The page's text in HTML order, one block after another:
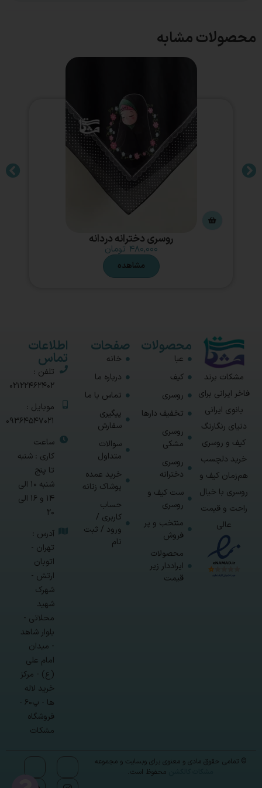
محصولات مشابه
روسری دخترانه دردانه
۴۸۰,۰۰۰ تومان
مشاهده
مشکات برند
فاخر ایرانی برای
بانوی ایرانی
دنیای رنگارنگ
کیف و روسری
خرید دلچسب
هم‌زمان کیف و
روسری با خیال
راحت و قیمت
عالی
محصولات
عبا
کیف
روسری
تخفیف دارها
روسری
مشکی
روسری
دخترانه
ست کیف و
روسری
منتخب و پر
فروش
محصولات
ایراددار زیر
قیمت
صفحات
خانه
درباره ما
تماس با ما
پیگیری
سفارش
سوالات
متداول
خرید عمده
پوشاک زنانه
حساب
کاربری /
ورود / ثبت
نام
اطلاعات
تماس
تلفن :
02122462402
موبایل :
09364547021
ساعت
کاری : شنبه
تا پنج
شنبه 10 الی
14 و 16 الی
20
آدرس :
تهران -
اتوبان
ارتش -
شهرک
شهید
محلاتی -
بلوار شاهد
- میدان
امام علی
(ع) - مرکز
خرید لاله
ها - پ۶۰ -
فروشگاه
مشکات
© تمامی حقوق مادی و معنوی برای وبسایت و مجموعه
محفوظ است.